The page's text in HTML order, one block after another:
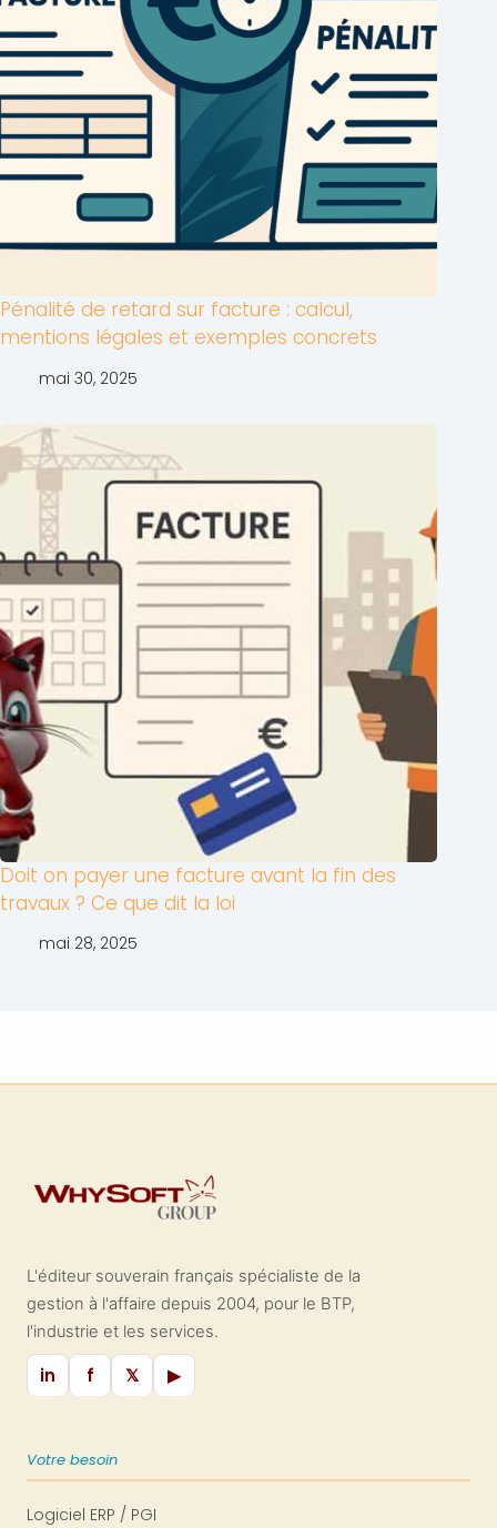
Pénalité de retard sur facture : calcul,
mentions légales et exemples concrets
mai 30, 2025
Doit on payer une facture avant la fin des
travaux ? Ce que dit la loi
mai 28, 2025
L'éditeur souverain français spécialiste de la
gestion à l'affaire depuis 2004, pour le BTP,
l'industrie et les services.
in f 𝕏 ▶
Votre besoin
Logiciel ERP / PGI